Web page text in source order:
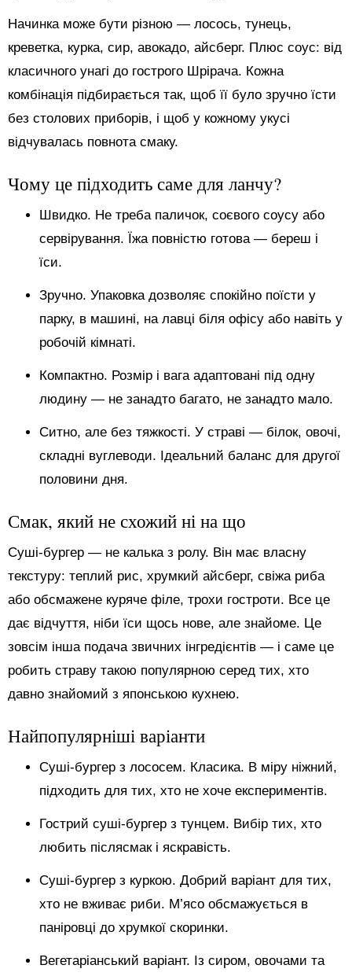
Начинка може бути різною — лосось, тунець,
креветка, курка, сир, авокадо, айсберг. Плюс соус: від
класичного унагі до гострого Шрірача. Кожна
комбінація підбирається так, щоб її було зручно їсти
без столових приборів, і щоб у кожному укусі
відчувалась повнота смаку.
Чому це підходить саме для ланчу?
Швидко. Не треба паличок, соєвого соусу або
сервірування. Їжа повністю готова — береш і
їси.
Зручно. Упаковка дозволяє спокійно поїсти у
парку, в машині, на лавці біля офісу або навіть у
робочій кімнаті.
Компактно. Розмір і вага адаптовані під одну
людину — не занадто багато, не занадто мало.
Ситно, але без тяжкості. У страві — білок, овочі,
складні вуглеводи. Ідеальний баланс для другої
половини дня.
Смак, який не схожий ні на що
Суші-бургер — не калька з ролу. Він має власну
текстуру: теплий рис, хрумкий айсберг, свіжа риба
або обсмажене куряче філе, трохи гостроти. Все це
дає відчуття, ніби їси щось нове, але знайоме. Це
зовсім інша подача звичних інгредієнтів — і саме це
робить страву такою популярною серед тих, хто
давно знайомий з японською кухнею.
Найпопулярніші варіанти
Суші-бургер з лососем. Класика. В міру ніжний,
підходить для тих, хто не хоче експериментів.
Гострий суші-бургер з тунцем. Вибір тих, хто
любить післясмак і яскравість.
Суші-бургер з куркою. Добрий варіант для тих,
хто не вживає риби. М’ясо обсмажується в
паніровці до хрумкої скоринки.
Вегетаріанський варіант. Із сиром, овочами та